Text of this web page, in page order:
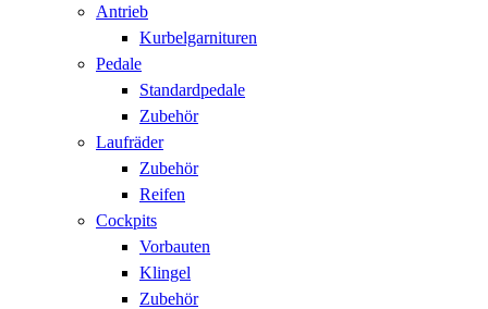
Antrieb
Kurbelgarnituren
Pedale
Standardpedale
Zubehör
Laufräder
Zubehör
Reifen
Cockpits
Vorbauten
Klingel
Zubehör